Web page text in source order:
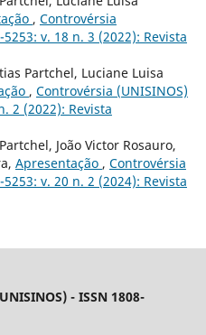
, Controvérsia
v. 18 n. 3 (2022): Revista
Partchel, Luciane Luisa
, Controvérsia (UNISINOS)
2 (2022): Revista
João Victor Rosauro,
Apresentação , Controvérsia
v. 20 n. 2 (2024): Revista
- ISSN 1808-